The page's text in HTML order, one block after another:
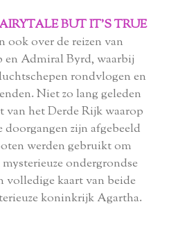
BUT IT'S TRUE
ook over de reizen van
Admiral Byrd, waarbij
rondvlogen en
Niet zo lang geleden
van het Derde Rijk waarop
zijn afgebeeld
werden gebruikt om
ondergrondse
volledige kaart van beide
koninkrijk Agartha.